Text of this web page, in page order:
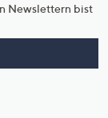
Newslettern bist